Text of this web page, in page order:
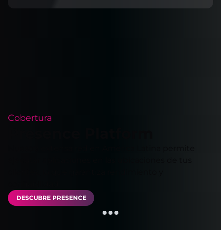
Cobertura
DESCUBRE PRESENCE